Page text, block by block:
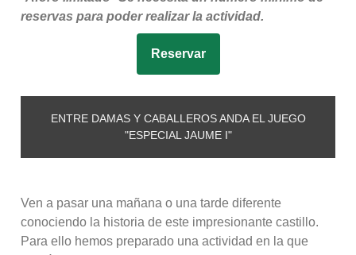
reservas para poder realizar la actividad.
Reservar
ENTRE DAMAS Y CABALLEROS ANDA EL JUEGO
"ESPECIAL JAUME I"
Ven a pasar una mañana o una tarde diferente
conociendo la historia de este impresionante castillo.
Para ello hemos preparado una actividad en la que